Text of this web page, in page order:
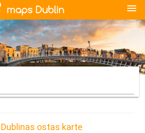
menu
Dublinas ostas karte